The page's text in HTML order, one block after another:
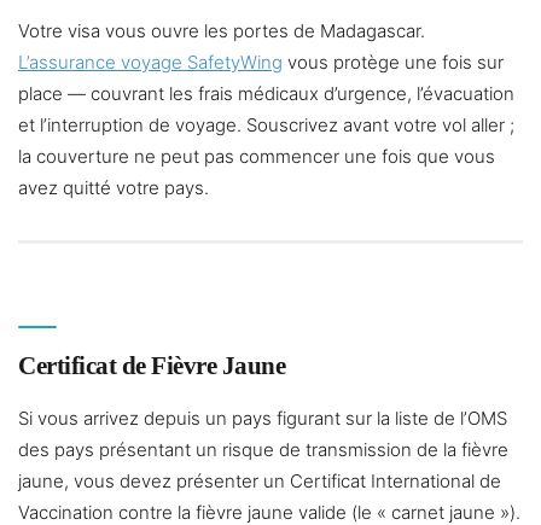
Votre visa vous ouvre les portes de Madagascar.
L’assurance voyage SafetyWing vous protège une fois sur
place — couvrant les frais médicaux d’urgence, l’évacuation
et l’interruption de voyage. Souscrivez avant votre vol aller ;
la couverture ne peut pas commencer une fois que vous
avez quitté votre pays.
Certificat de Fièvre Jaune
Si vous arrivez depuis un pays figurant sur la liste de l’OMS
des pays présentant un risque de transmission de la fièvre
jaune, vous devez présenter un Certificat International de
Vaccination contre la fièvre jaune valide (le « carnet jaune »).